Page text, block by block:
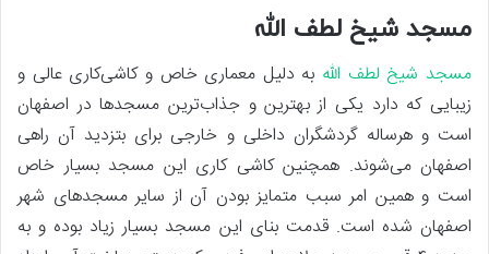
مسجد شیخ لطف الله
مسجد شیخ لطف الله به دلیل معماری خاص و کاشی‌کاری عالی و
زیبایی که دارد یکی از بهترین و جذاب‌ترین مسجدها در اصفهان
است و هرساله گردشگران داخلی و خارجی برای بتزدید آن راهی
اصفهان می‌شوند. همچنین کاشی کاری این مسجد بسیار خاص
است و همین امر سبب متمایز بودن آن از سایر مسجدهای شهر
اصفهان شده است. قدمت بنای این مسجد بسیار زیاد بوده و به